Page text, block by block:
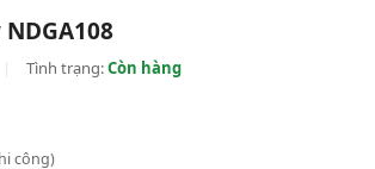
Tình trạng:Còn hàng
công)